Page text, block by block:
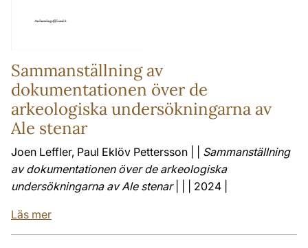
Sammanställning av
dokumentationen över de
arkeologiska undersökningarna av
Ale stenar
Joen Leffler, Paul Eklöv Pettersson | | Sammanställning
av dokumentationen över de arkeologiska
undersökningarna av Ale stenar| | | 2024 |
Läs mer